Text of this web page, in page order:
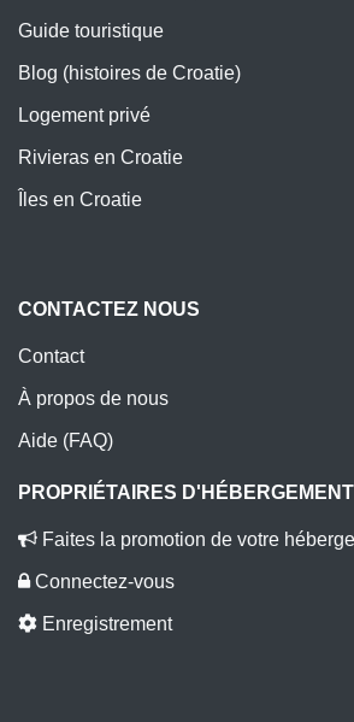
Guide touristique
Blog (histoires de Croatie)
Logement privé
Rivieras en Croatie
Îles en Croatie
CONTACTEZ NOUS
Contact
À propos de nous
Aide (FAQ)
PROPRIÉTAIRES D'HÉBERGEMENT
Faites la promotion de votre
Connectez-vous
Enregistrement